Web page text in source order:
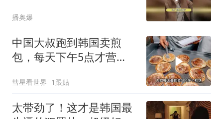
播奥爆
中国大叔跑到韩国卖煎
包，每天下午5点才营
彗星看世界 1跟贴
太带劲了！这才是韩国最